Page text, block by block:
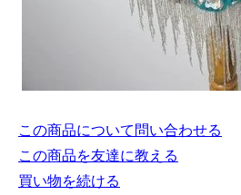
この商品について問い合わせる
この商品を友達に教える
買い物を続ける